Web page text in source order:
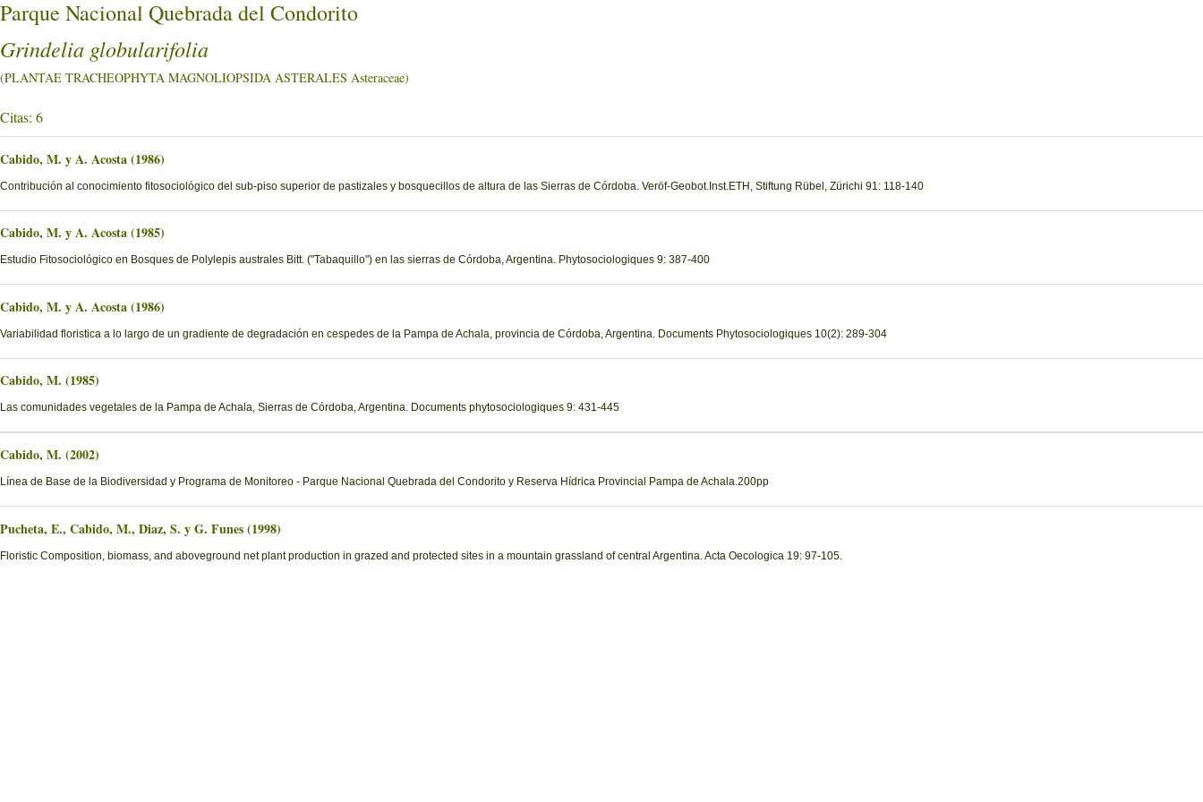
Parque Nacional Quebrada del Condorito
Grindelia globularifolia
(PLANTAE TRACHEOPHYTA MAGNOLIOPSIDA ASTERALES Asteraceae)
Citas: 6
Cabido, M. y A. Acosta (1986)
Contribución al conocimiento fitosociológico del sub-piso superior de pastizales y bosquecillos de altura de las Sierras de Córdoba. Veröf-Geobot.Inst.ETH, Stiftung Rübel, Zürichi 91: 118-140
Cabido, M. y A. Acosta (1985)
Estudio Fitosociológico en Bosques de Polylepis australes Bitt. ("Tabaquillo") en las sierras de Córdoba, Argentina. Phytosociologiques 9: 387-400
Cabido, M. y A. Acosta (1986)
Variabilidad floristica a lo largo de un gradiente de degradación en cespedes de la Pampa de Achala, provincia de Córdoba, Argentina. Documents Phytosociologiques 10(2): 289-304
Cabido, M. (1985)
Las comunidades vegetales de la Pampa de Achala, Sierras de Córdoba, Argentina. Documents phytosociologiques 9: 431-445
Cabido, M. (2002)
Línea de Base de la Biodiversidad y Programa de Monitoreo - Parque Nacional Quebrada del Condorito y Reserva Hídrica Provincial Pampa de Achala.200pp
Pucheta, E., Cabido, M., Diaz, S. y G. Funes (1998)
Floristic Composition, biomass, and aboveground net plant production in grazed and protected sites in a mountain grassland of central Argentina. Acta Oecologica 19: 97-105.